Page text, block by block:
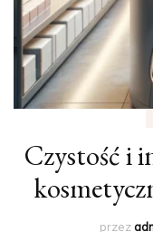
Czystość i
przez